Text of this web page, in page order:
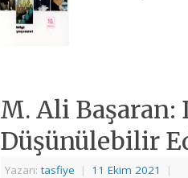
M. Ali Başaran:
Düşünülebilir
Yazarı:tasfiye | 11 Ekim 2021 |